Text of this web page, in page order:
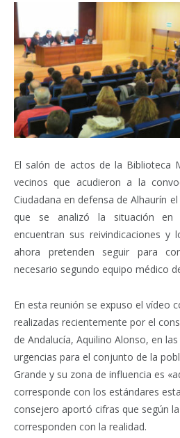
El salón de actos de la Biblioteca
vecinos que acudieron a la
Ciudadana en defensa de Alhaurín
que se analizó la situación en
encuentran sus reivindicaciones
ahora pretenden seguir para
necesario segundo equipo médico
En esta reunión se expuso el vídeo
realizadas recientemente por el
de Andalucía, Aquilino Alonso, en
urgencias para el conjunto de la
Grande y su zona de influencia es
corresponde con los estándares
consejero aportó cifras que según
corresponden con la realidad.